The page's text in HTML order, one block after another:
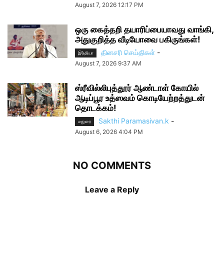
August 7, 2026 12:17 PM
ஒரு கைத்தறி தயாரிப்பையாவது வாங்கி,
அதுகுறித்த வீடியோவை பகிருங்கள்!
இந்தியா தினசரி செய்திகள் -
August 7, 2026 9:37 AM
ஸ்ரீவில்லிபுத்தூர் ஆண்டாள் கோயில்
ஆடிப்பூர உத்ஸவம் கொடியேற்றத்துடன்
தொடக்கம்!
மதுரை Sakthi Paramasivan.k -
August 6, 2026 4:04 PM
NO COMMENTS
Leave a Reply